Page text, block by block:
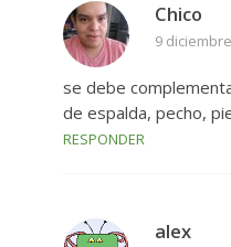
Chico
9
se debe
de espalda, pecho,
RESPONDER
alex